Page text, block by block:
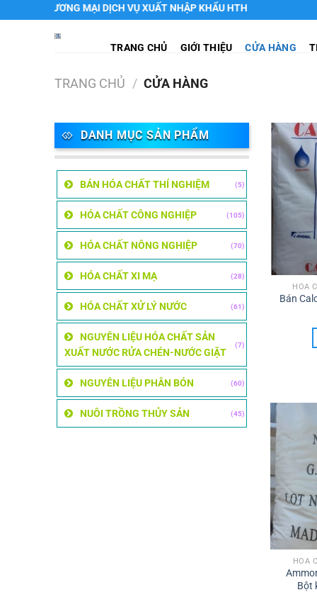
DỊCH VỤ XUẤT NHẬP KHẨU HTH
TRANG CHỦ GIỚI THIỆU CỬA HÀNG
TRANG CHỦ / CỬA HÀNG
DANH MỤC SẢN PHẨM
BÁN HÓA CHẤT THÍ NGHIỆM (5)
HÓA CHẤT CÔNG NGHIỆP (105)
HÓA CHẤT NÔNG NGHIỆP (70)
HÓA CHẤT XI MẠ (28)
HÓA CHẤT XỬ LÝ NƯỚC (61)
NGUYÊN LIỆU HÓA CHẤT SẢN
XUẤT NƯỚC RỬA CHÉN-NƯỚC GIẶT
(7)
NGUYÊN LIỆU PHÂN BÓN (60)
NUÔI TRỒNG THỦY SẢN (45)
HÓA
Bán
HÓA
Bột